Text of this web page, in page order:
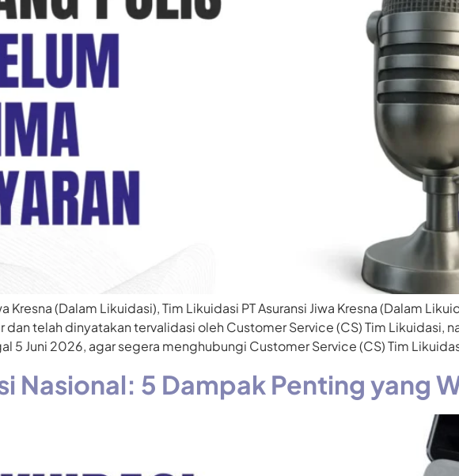
Kresna (Dalam Likuidasi), Tim Likuidasi PT Asuransi Jiwa Kresna (Dalam
telah dinyatakan tervalidasi oleh Customer Service (CS) Tim Likuidasi,
5 Juni 2026, agar segera menghubungi Customer Service (CS) Tim
Nasional: 5 Dampak Penting yang